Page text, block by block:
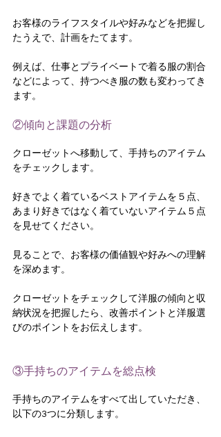
お客様のライフスタイルや好みなどを把握し
たうえで、計画をたてます。
例えば、仕事とプライベートで着る服の割合
などによって、持つべき服の数も変わってき
ます。
②傾向と課題の分析
クローゼットへ移動して、手持ちのアイテム
をチェックします。
好きでよく着ているベストアイテムを５点、
あまり好きではなく着ていないアイテム５点
を見せてください。
見ることで、お客様の価値観や好みへの理解
を深めます。
クローゼットをチェックして洋服の傾向と収
納状況を把握したら、改善ポイントと洋服選
びのポイントをお伝えします。
③手持ちのアイテムを総点検
手持ちのアイテムをすべて出していただき、
以下の3つに分類します。